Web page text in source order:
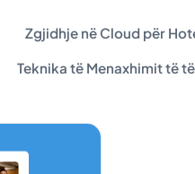
Zgjidhje në Cloud për
Teknika të Menaxhimit të